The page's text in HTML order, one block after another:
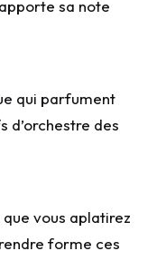
sa note
qui parfument
d’orchestre des
vous aplatirez
forme ces